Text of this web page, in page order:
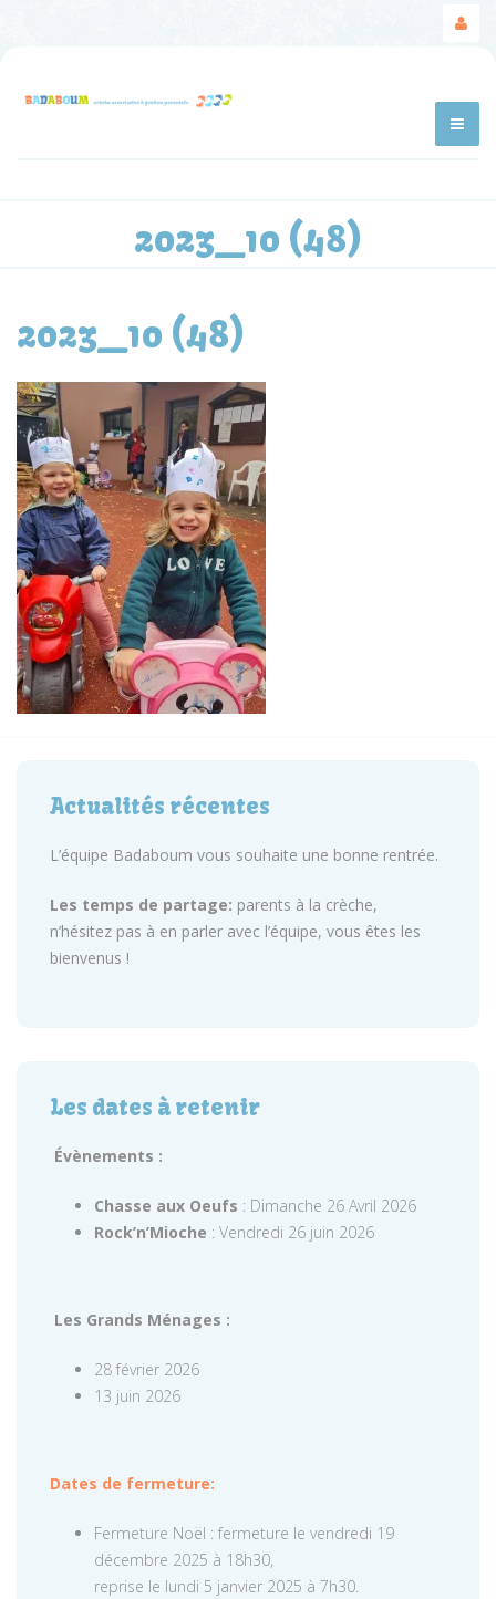
2023_10 (48)
2023_10 (48)
Actualités récentes
L’équipe Badaboum vous souhaite une bonne rentrée.
Les temps de partage: parents à la crèche,
n’hésitez pas à en parler avec l’équipe, vous êtes les
bienvenus !
Les dates à retenir
Évènements :
Chasse aux Oeufs : Dimanche 26 Avril 2026
Rock’n’Mioche : Vendredi 26 juin 2026
Les Grands Ménages :
28 février 2026
13 juin 2026
Dates de fermeture:
Fermeture Noël : fermeture le vendredi 19
décembre 2025 à 18h30,
reprise le lundi 5 janvier 2025 à 7h30.